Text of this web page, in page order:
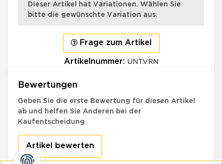
xDieser Artikel hat Variationen. Wählen Sie
bitte die gewünschte Variation aus.
Frage zum Artikel
Artikelnummer: UNT.VRN
Bewertungen
Geben Sie die erste Bewertung für diesen Artikel
ab und helfen Sie Anderen bei der
Kaufentscheidung
Artikel bewerten